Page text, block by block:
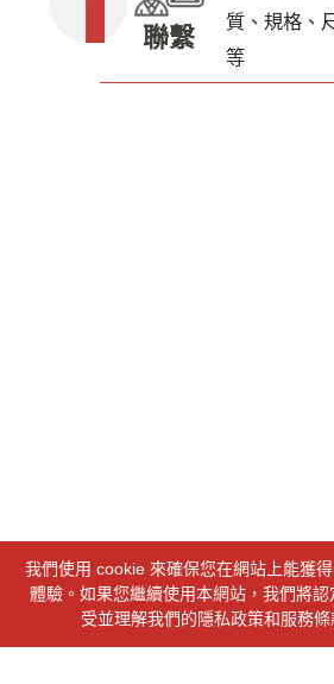
聯繫
質、規格、
等
我們使用 cookie 來確保您在網站上能獲
體驗。如果您繼續使用本網站，我們將認
受並理解我們的隱私政策和服務條